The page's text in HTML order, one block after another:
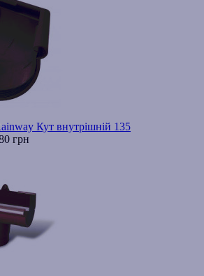
Кут внутрішній 135
грн